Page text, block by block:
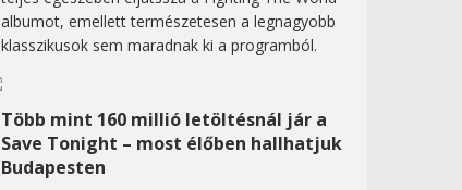
albumot, emellett természetesen a legnagyobb
klasszikusok sem maradnak ki a programból.
Több mint 160 millió letöltésnál jár a
Save Tonight – most élőben hallhatjuk
Budapesten